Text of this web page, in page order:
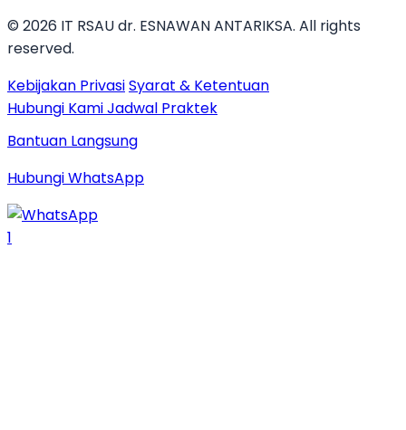
© 2026 IT RSAU dr. ESNAWAN ANTARIKSA. All rights
reserved.
Kebijakan PrivasiSyarat & Ketentuan
Hubungi KamiJadwal Praktek
Bantuan Langsung
Hubungi WhatsApp
1